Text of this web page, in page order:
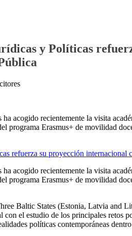
y Políticas
acogido recientemente la visita
programa Erasmus+ de movilidad
acogido recientemente la visita
programa Erasmus+ de movilidad
Baltic States (Estonia, Latvia and
el estudio de los principales retos
políticas contemporáneas